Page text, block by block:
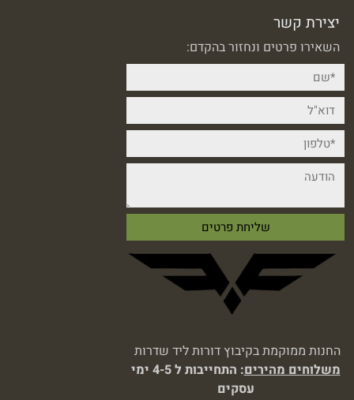
יצירת קשר
השאירו פרטים ונחזור בהקדם:
החנות ממוקמת בקיבוץ דורות ליד שדרות
משלוחים מהירים
: התחייבות ל 4-5 ימי
עסקים